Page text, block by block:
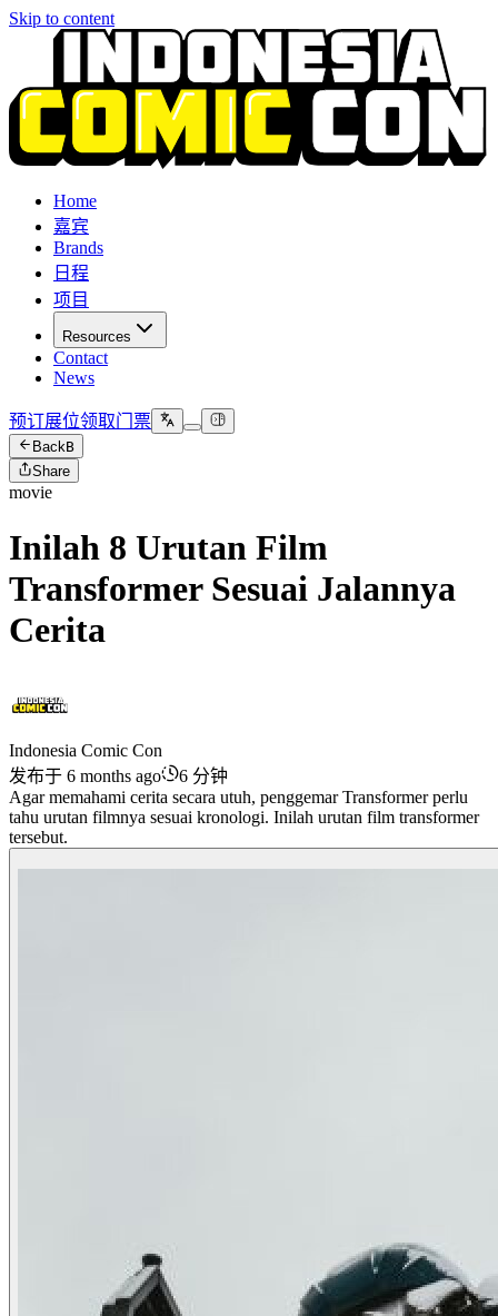
Skip to content
Home
嘉宾
Brands
日程
项目
Resources
Contact
News
预订展位领取门票
BackB
Share
movie
Inilah 8 Urutan Film
Transformer Sesuai Jalannya
Cerita
Indonesia Comic Con
发布于 6 months ago
6 分钟
Agar memahami cerita secara utuh, penggemar Transformer perlu
tahu urutan filmnya sesuai kronologi. Inilah urutan film transformer
tersebut.